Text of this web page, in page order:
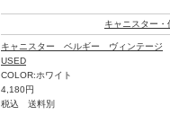
キャニスター・
キャニスター ベルギー ヴィンテージ
USED
COLOR:ホワイト
4,180円
税込 送料別